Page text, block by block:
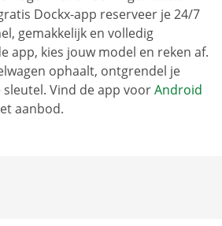
Dockx-app reserveer je 24/7
gemakkelijk en volledig
app, kies jouw model en reken af.
ophaalt, ontgrendel je
Vind de app voorAndroid
aanbod.